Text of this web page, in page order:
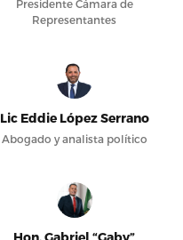
Presidente Cámara de
Representantes
Lic Eddie López Serrano
Abogado y analista político
Hon. Gabriel “Gaby”